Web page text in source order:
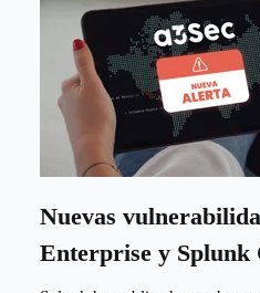
Nuevas
Enterprise y Splunk